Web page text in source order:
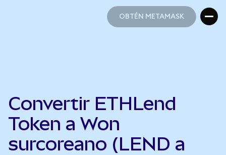
OBTÉN METAMASK
Convertir ETHLend
Token a Won
surcoreano (LEND a